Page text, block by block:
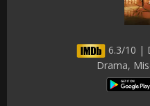
6.3/10 |
Drama,